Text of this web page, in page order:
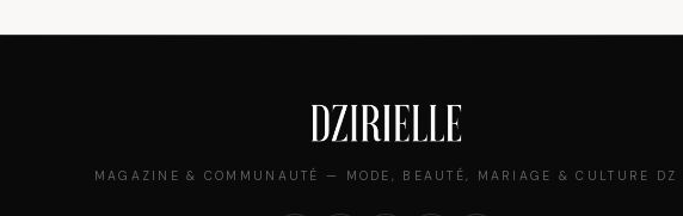
MAGAZINE & COMMUNAUTÉ — MODE, BEAUTÉ, MARIAGE & CULTURE DZ